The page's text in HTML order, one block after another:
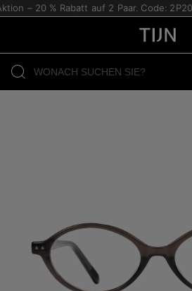
– 20 % Rabatt auf 2 Paar. Code: 2P20.